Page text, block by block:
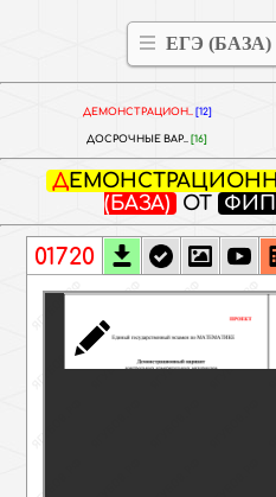
ЕГЭ (БАЗА)
ДЕМОНСТРАЦИОН.. [12]
ДОСРОЧНЫЕ ВАР.. [16]
(БАЗА)
ОТ
01720